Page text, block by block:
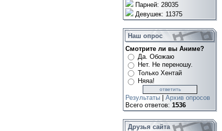
Парней: 28035
Девушек: 11375
Наш опрос
Смотрите ли вы Аниме?
Да. Обожаю
Нет. Не переношу.
Только Хентай
Няяа!
Результаты
Архив опросов
Всего ответов: 1536
Друзья сайта